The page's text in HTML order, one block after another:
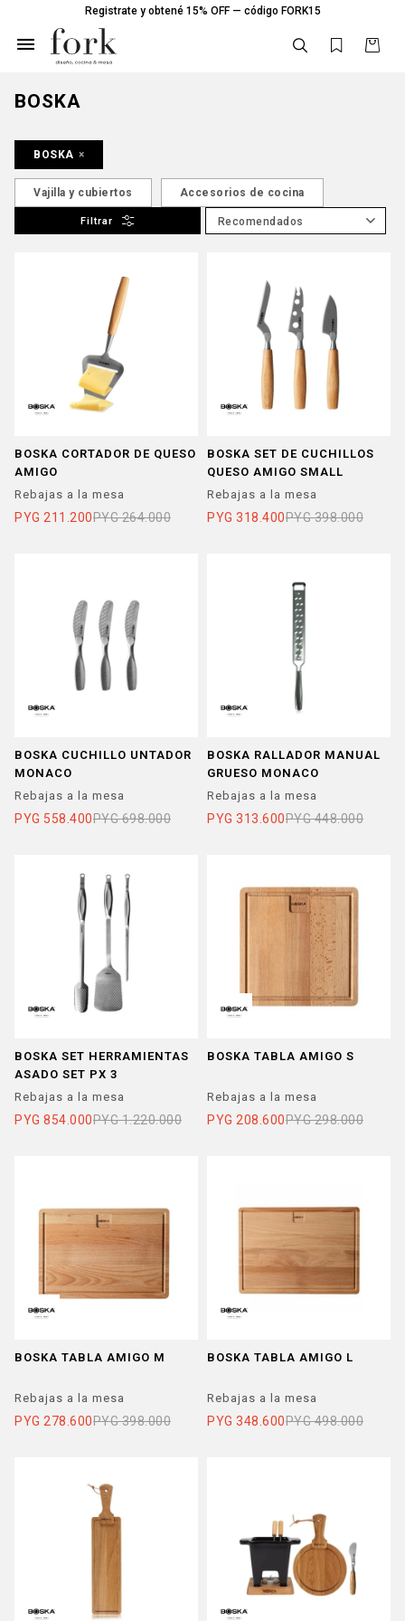
Registrate y obtené 15% OFF — código FORK15

BOSKA
BOSKA
Vajilla y cubiertos Accesorios de cocina
Recomendados
BOSKA CORTADOR DE QUESO
AMIGO
Rebajas a la mesa
PYG 211.200PYG 264.000
BOSKA SET DE CUCHILLOS
QUESO AMIGO SMALL
Rebajas a la mesa
PYG 318.400PYG 398.000
BOSKA CUCHILLO UNTADOR
MONACO
Rebajas a la mesa
PYG 558.400PYG 698.000
BOSKA RALLADOR MANUAL
GRUESO MONACO
Rebajas a la mesa
PYG 313.600PYG 448.000
BOSKA SET HERRAMIENTAS
ASADO SET PX 3
Rebajas a la mesa
PYG 854.000PYG 1.220.000
BOSKA TABLA AMIGO S
Rebajas a la mesa
PYG 208.600PYG 298.000
BOSKA TABLA AMIGO M
Rebajas a la mesa
PYG 278.600PYG 398.000
BOSKA TABLA AMIGO L
Rebajas a la mesa
PYG 348.600PYG 498.000